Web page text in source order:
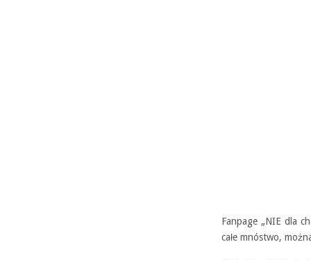
Fanpage „NIE dla
całe mnóstwo,